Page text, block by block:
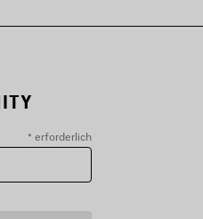
* erforderlich